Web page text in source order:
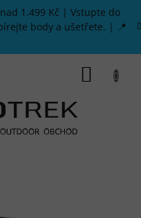
1.499 Kč | Vstupte do
body a ušetřete. | 📍